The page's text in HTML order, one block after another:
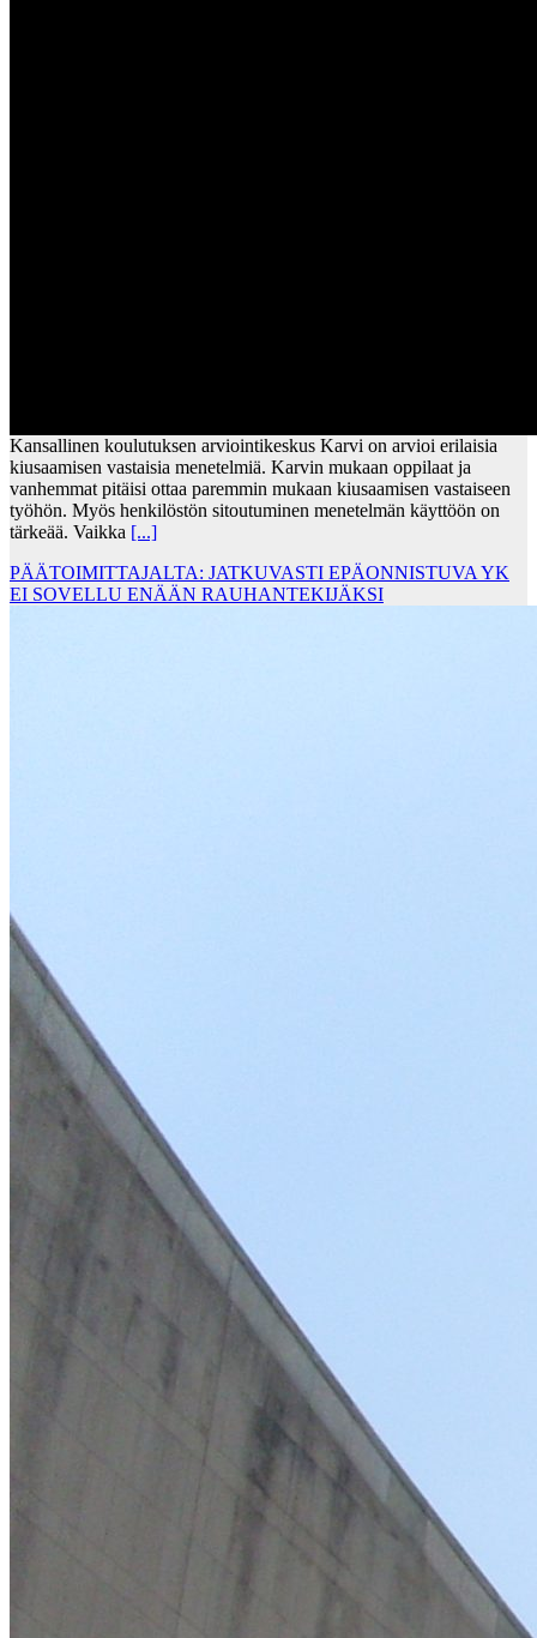
Kansallinen koulutuksen arviointikeskus Karvi on arvioi erilaisia
kiusaamisen vastaisia menetelmiä. Karvin mukaan oppilaat ja
vanhemmat pitäisi ottaa paremmin mukaan kiusaamisen vastaiseen
työhön. Myös henkilöstön sitoutuminen menetelmän käyttöön on
tärkeää. Vaikka [...]
PÄÄTOIMITTAJALTA: JATKUVASTI EPÄONNISTUVA YK
EI SOVELLU ENÄÄN RAUHANTEKIJÄKSI